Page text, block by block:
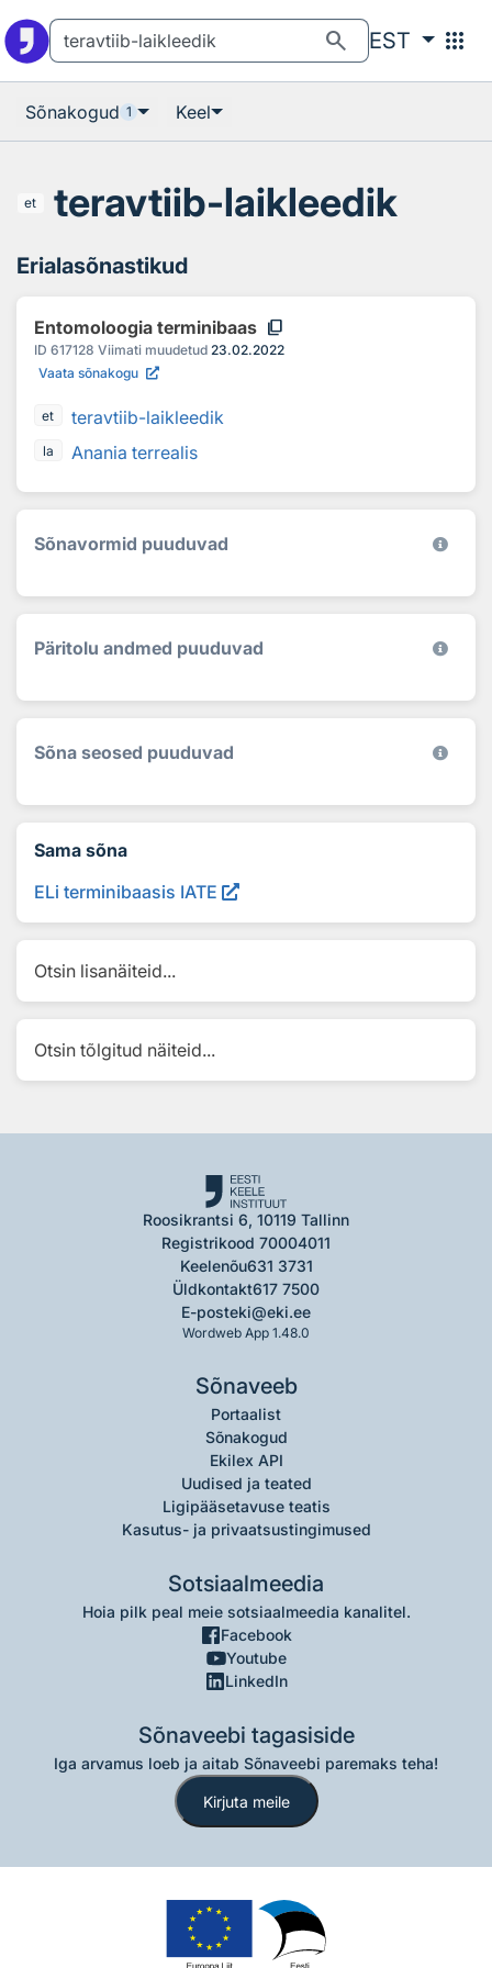
search EST apps
Sõnakogud 1 Keel
et teravtiib-laikleedik
Erialasõnastikud
Entomoloogia terminibaas content_copy
ID 617128 Viimati muudetud 23.02.2022
Vaata sõnakogu
et teravtiib-laikleedik
la Anania terrealis
Sõnavormid puuduvad
Päritolu andmed puuduvad
Sõna seosed puuduvad
Sama sõna
ELi terminibaasis IATE
Otsin lisanäiteid...
Otsin tõlgitud näiteid...
Roosikrantsi 6, 10119 Tallinn
Registrikood 70004011
Keelenõu631 3731
Üldkontakt617 7500
E-posteki@eki.ee
Wordweb App 1.48.0
Sõnaveeb
Portaalist
Sõnakogud
Ekilex API
Uudised ja teated
Ligipääsetavuse teatis
Kasutus- ja privaatsustingimused
Sotsiaalmeedia
Hoia pilk peal meie sotsiaalmeedia kanalitel.
Facebook
Youtube
LinkedIn
Sõnaveebi tagasiside
Iga arvamus loeb ja aitab Sõnaveebi paremaks teha!
Kirjuta meile